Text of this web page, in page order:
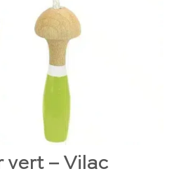
vert – Vilac